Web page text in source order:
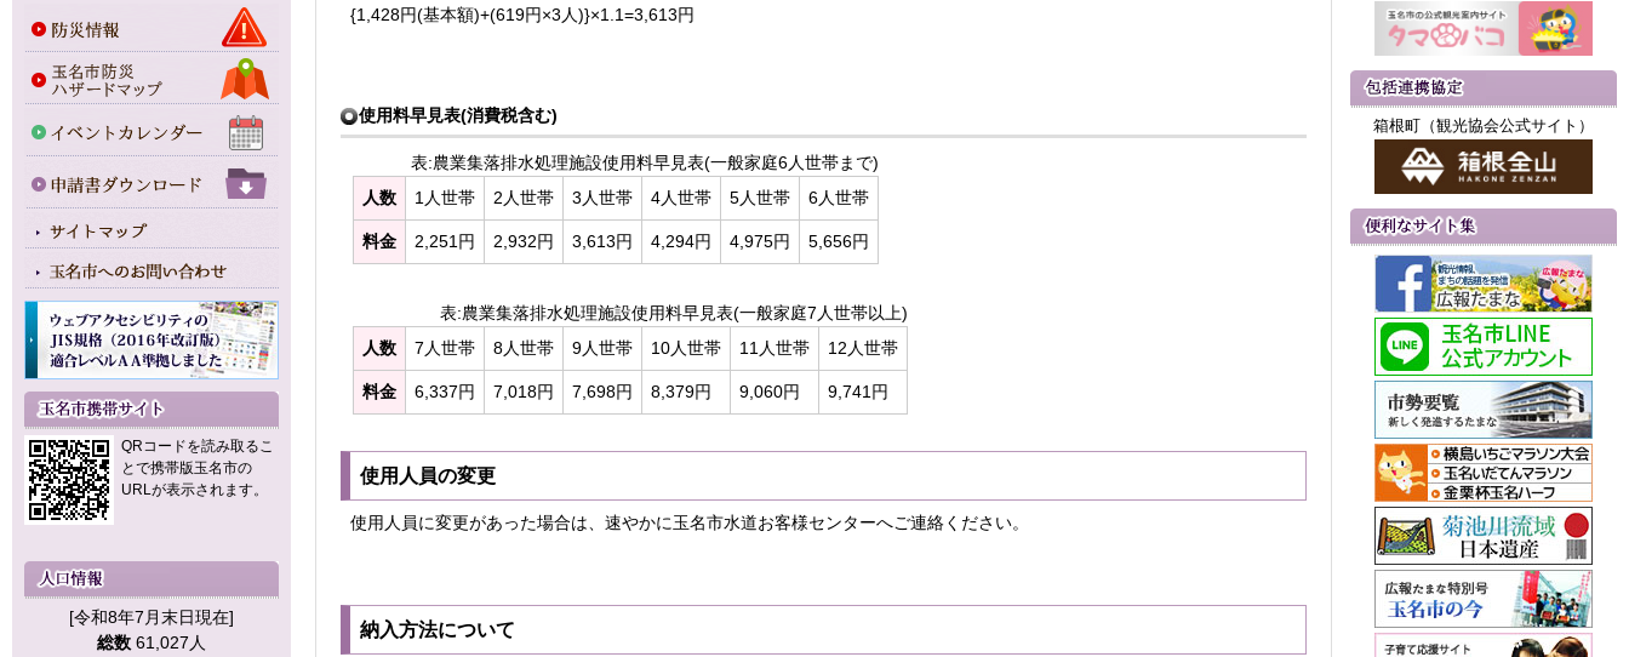
QRコードを読み取るこ
とで携帯版玉名市の
URLが表示されます。
[令和8年7月末日現在]
総数 61,027人
{1,428円(基本額)+(619円×3人)}×1.1=3,613円
使用料早見表(消費税含む)
表:農業集落排水処理施設使用料早見表(一般家庭6人世帯まで)
人数
1人世帯 2人世帯 3人世帯 4人世帯 5人世帯 6人世帯
料金 2,251円 2,932円 3,613円 4,294円 4,975円 5,656円
表:農業集落排水処理施設使用料早見表(一般家庭7人世帯以上)
人数
7人世帯 8人世帯 9人世帯 10人世帯 11人世帯 12人世帯
料金 6,337円 7,018円 7,698円 8,379円 9,060円 9,741円
使用人員の変更
使用人員に変更があった場合は、速やかに玉名市水道お客様センターへご連絡ください。
納入方法について
箱根町（観光協会公式サイト）